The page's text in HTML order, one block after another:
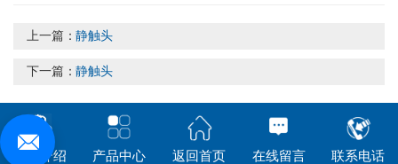
上一篇：静触头
下一篇：静触头
公司介绍 产品中心 返回首页 在线留言 联系电话